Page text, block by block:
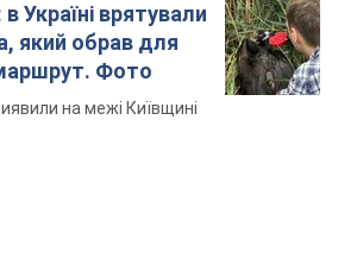
Україні врятували
який обрав для
Фото
на межі Київщині